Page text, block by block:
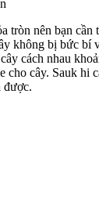
tròn nên bạn cần
không bị bức bí
cách nhau
cho cây. Sauk hi
được.